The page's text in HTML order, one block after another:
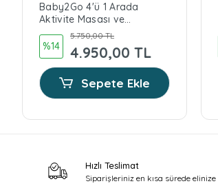
Baby2Go 4'ü 1 Arada
Aktivite Masası ve
Yürüteç
%14
5.750,00 TL
4.950,00 TL
Sepete Ekle
Hızlı Teslimat
Siparişleriniz en kısa sürede elinize